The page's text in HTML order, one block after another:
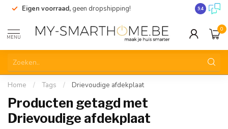
Eigen voorraad, geen dropshipping! 9.4
MENU
0
Home / Tags / Drievoudige afdekplaat
Producten getagd met
Drievoudige afdekplaat